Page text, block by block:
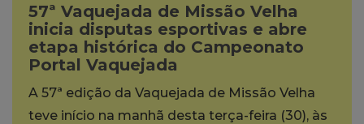
57ª Vaquejada de Missão Velha
inicia disputas esportivas e abre
etapa histórica do Campeonato
Portal Vaquejada
A 57ª edição da Vaquejada de Missão Velha
teve início na manhã desta terça-feira (30), às